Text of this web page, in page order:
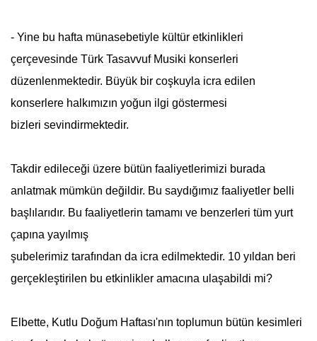
- Yine bu hafta münasebetiyle kültür etkinlikleri
çerçevesinde Türk Tasavvuf Musiki konserleri
düzenlenmektedir. Büyük bir coşkuyla icra edilen
konserlere halkımızın yoğun ilgi göstermesi
bizleri sevindirmektedir.
Takdir edileceği üzere bütün faaliyetlerimizi burada
anlatmak mümkün değildir. Bu saydığımız faaliyetler belli
başlılarıdır. Bu faaliyetlerin tamamı ve benzerleri tüm yurt
çapına yayılmış
şubelerimiz tarafından da icra edilmektedir. 10 yıldan beri
gerçekleştirilen bu etkinlikler amacına ulaşabildi mi?
Elbette, Kutlu Doğum Haftası'nın toplumun bütün kesimleri